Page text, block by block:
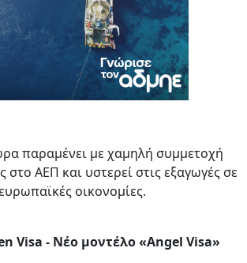
παραμένει με χαμηλή συμμετοχή
στο ΑΕΠ και υστερεί στις εξαγωγές σε
οικονομίες.
Visa - Νέο μοντέλο«Angel Visa»